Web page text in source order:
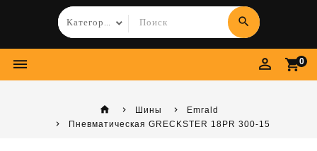
search
perm_identity shopping_cart0
dehaze
home Шины
Emrald
Пневматическая GRECKSTER 18PR 300-15